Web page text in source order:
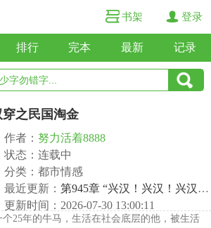
书架 登录
排行 完本 最新 记录
穿之民国淘金
作者： 努力活着8888
状态：连载中
分类：都市情感
最近更新： 第945章 “兴汉！兴汉！兴汉！”
更新时间：2026-07-30 13:00:11
25年的牛马，生活在社会底层的他，被生活